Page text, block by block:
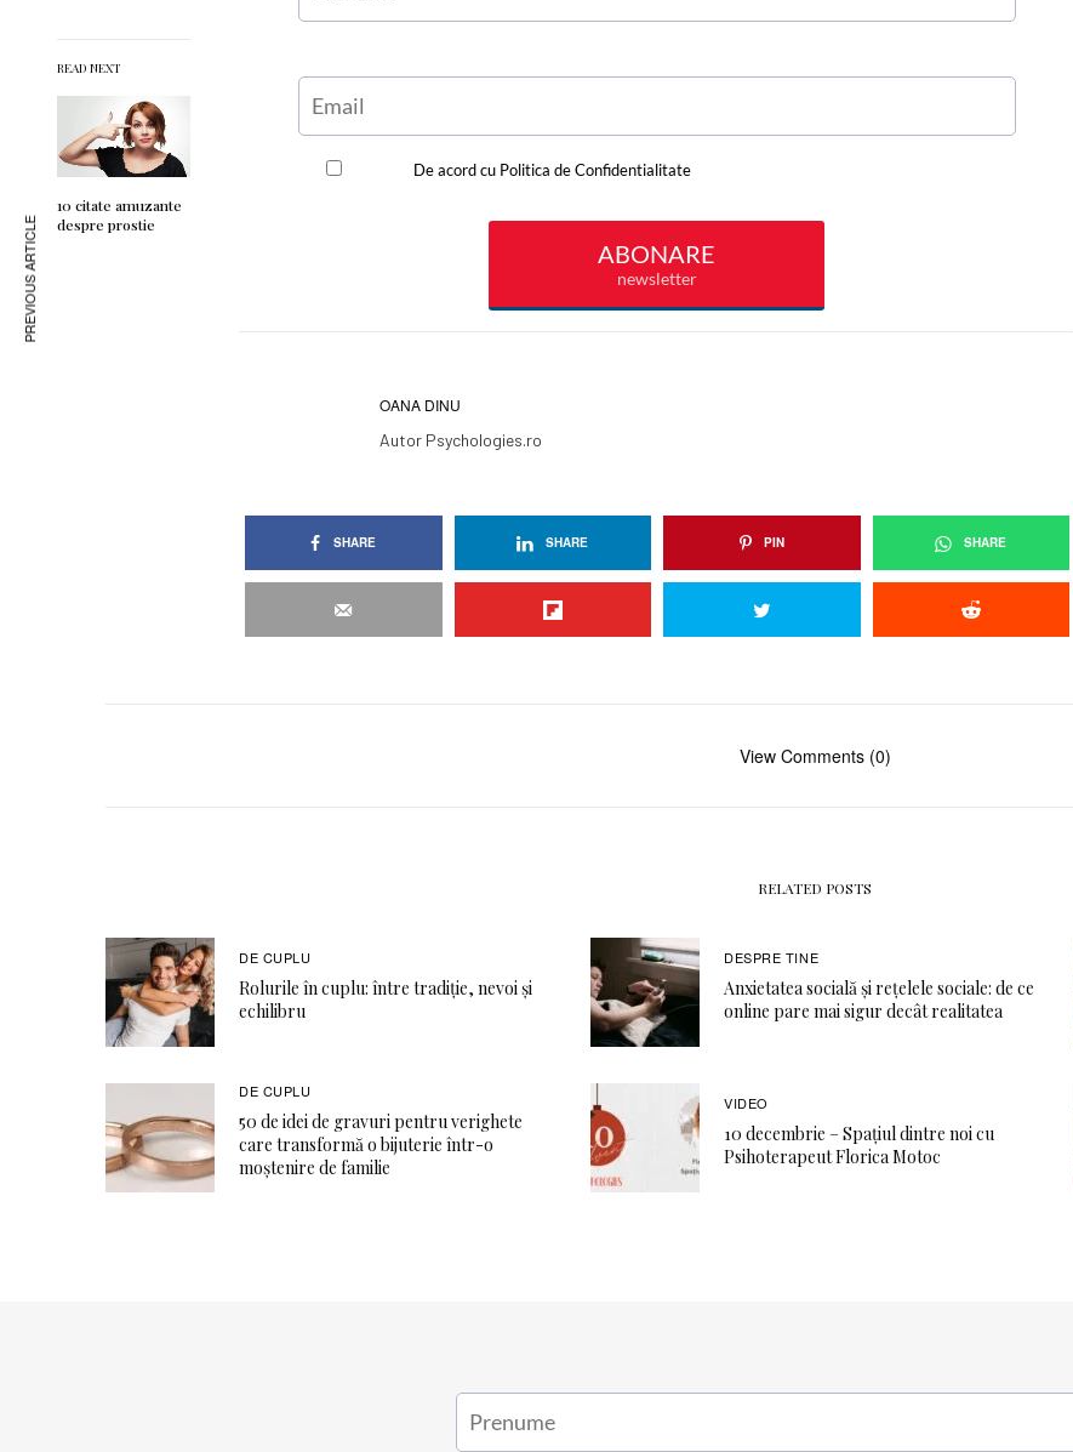
READ NEXT
10 citate amuzante
despre prostie
OANA DINU
Autor Psychologies.ro
SHARE SHARE PIN SHARE
PREVIOUS ARTICLE
View Comments (0)
RELATED POSTS
DE CUPLU
Rolurile în cuplu: între tradiție, nevoi și
echilibru
DESPRE TINE
Anxietatea socială și rețelele sociale: de ce
online pare mai sigur decât realitatea
DE CUPLU
50 de idei de gravuri pentru verighete
care transformă o bijuterie într-o
moștenire de familie
VIDEO
10 decembrie – Spațiul dintre noi cu
Psihoterapeut Florica Motoc